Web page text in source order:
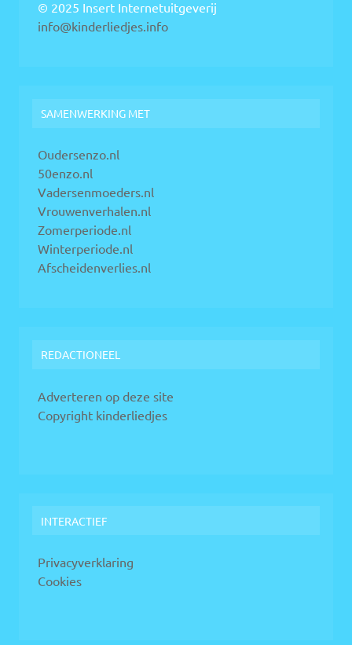
© 2025 Insert Internetuitgeverij
info@kinderliedjes.info
SAMENWERKING MET
Oudersenzo.nl
50enzo.nl
Vadersenmoeders.nl
Vrouwenverhalen.nl
Zomerperiode.nl
Winterperiode.nl
Afscheidenverlies.nl
REDACTIONEEL
Adverteren op deze site
Copyright kinderliedjes
INTERACTIEF
Privacyverklaring
Cookies